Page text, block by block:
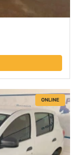
ONLINE